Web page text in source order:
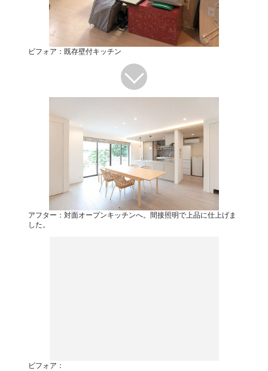
ビフォア：既存壁付キッチン
アフター：対面オープンキッチンへ。間接照明で上品に仕上げま
した。
ビフォア：